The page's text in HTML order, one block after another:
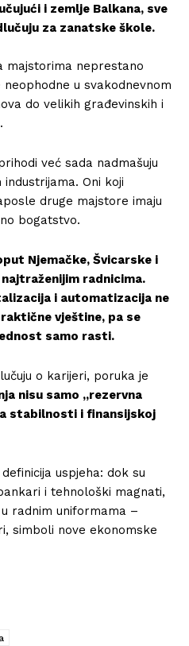
i zemlje Balkana, sve
za zanatske škole.
majstorima neprestano
u svakodnevnom
do velikih građevinskih i
već sada nadmašuju
Oni koji
druge majstore imaju
bogatstvo.
Njemačke, Švicarske i
radnicima.
i automatizacija ne
vještine, pa se
samo rasti.
o karijeri, poruka je
nisu samo „rezervna
stabilnosti i finansijskoj
uspjeha: dok su
i tehnološki magnati,
radnim uniformama –
simboli nove ekonomske